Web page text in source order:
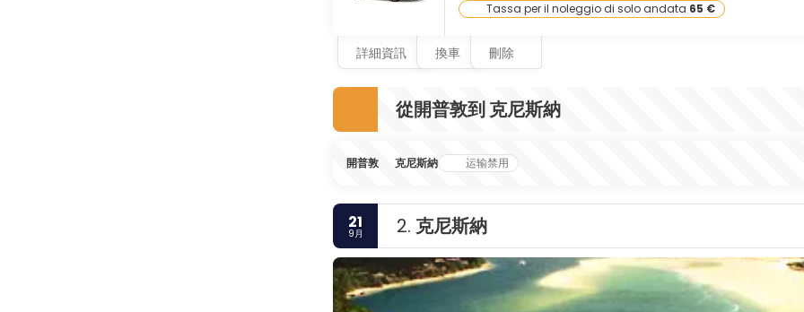
Tassa per il noleggio di solo andata 65 €
詳細資訊 換車 刪除
從開普敦到 克尼斯納
開普敦 克尼斯納 运输禁用
21
9月 2. 克尼斯納